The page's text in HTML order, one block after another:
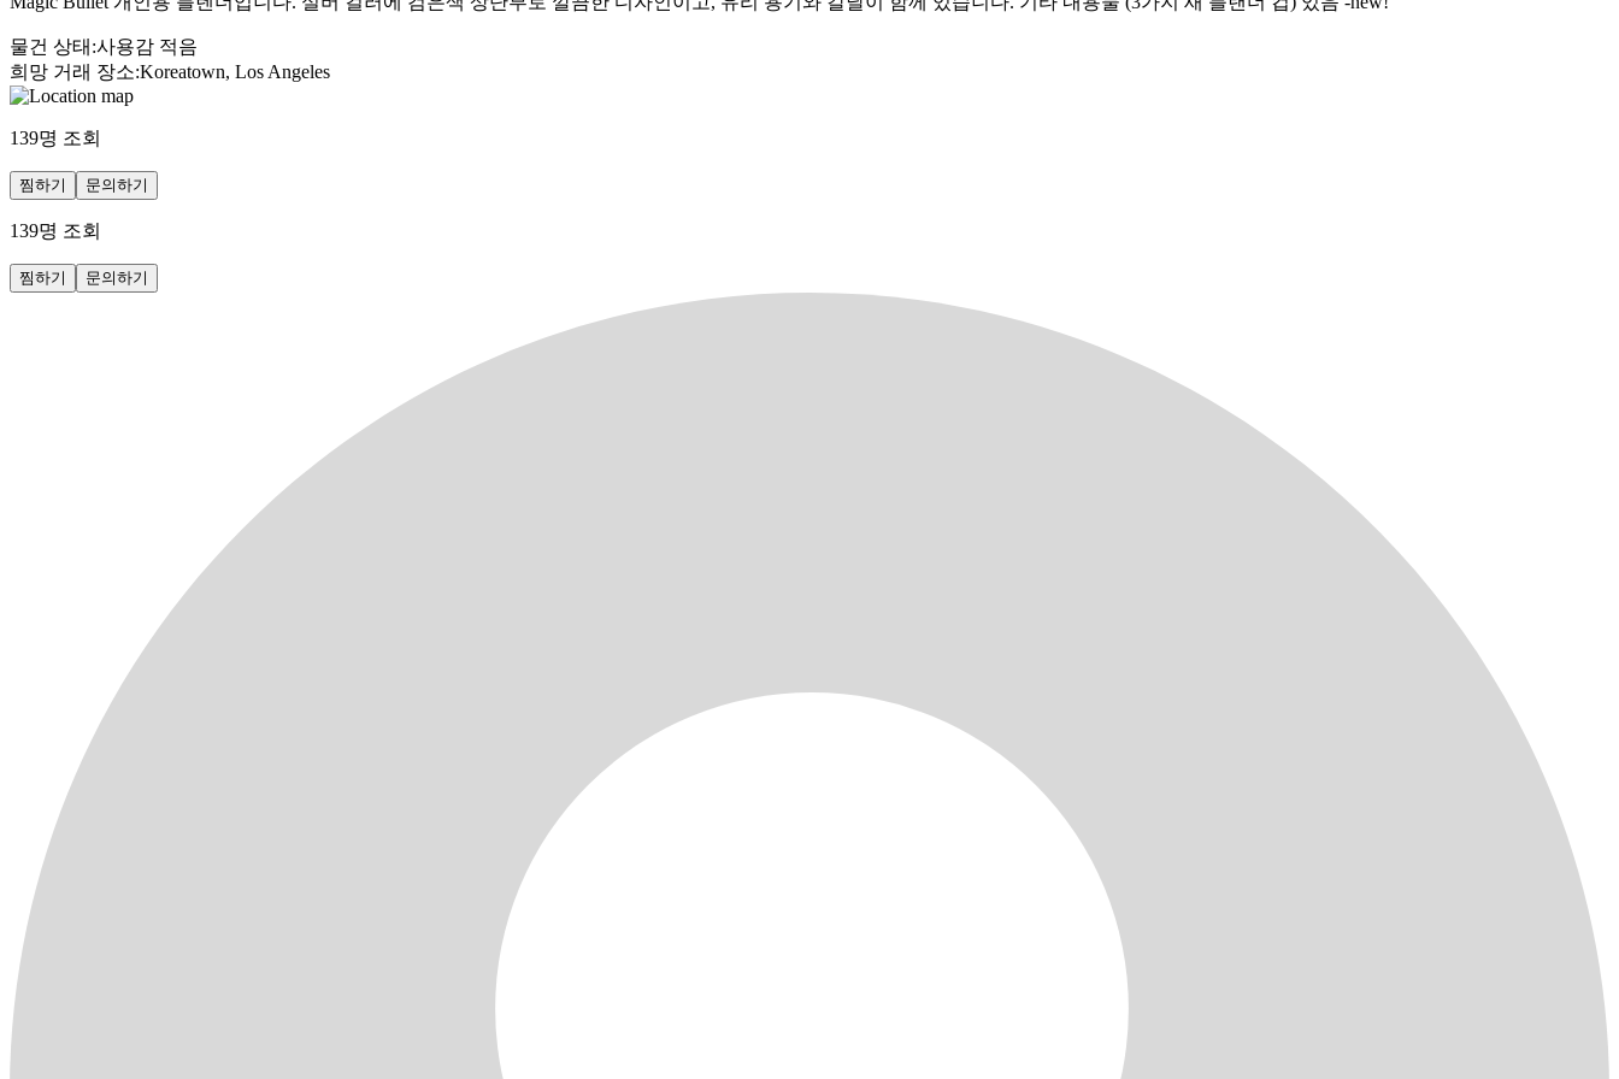
물건 상태 :사용감 적음
희망 거래 장소:Koreatown, Los Angeles
139명 조회
찜하기 문의하기
139명 조회
찜하기 문의하기